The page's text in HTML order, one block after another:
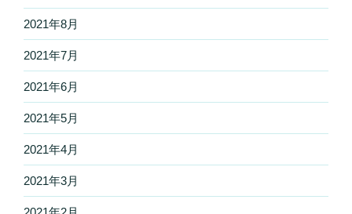
2021年8月
2021年7月
2021年6月
2021年5月
2021年4月
2021年3月